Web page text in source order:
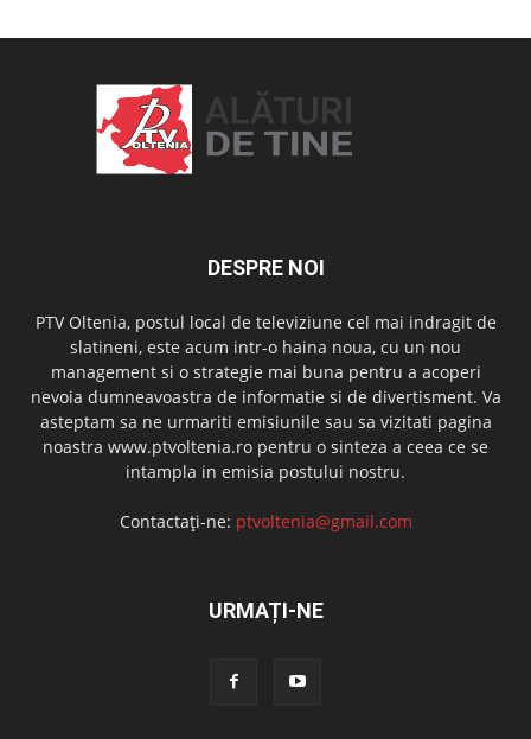
DESPRE NOI
PTV Oltenia, postul local de televiziune cel mai indragit de
slatineni, este acum intr-o haina noua, cu un nou
management si o strategie mai buna pentru a acoperi
nevoia dumneavoastra de informatie si de divertisment. Va
asteptam sa ne urmariti emisiunile sau sa vizitati pagina
noastra www.ptvoltenia.ro pentru o sinteza a ceea ce se
intampla in emisia postului nostru.
Contactați-ne: ptvoltenia@gmail.com
URMAȚI-NE